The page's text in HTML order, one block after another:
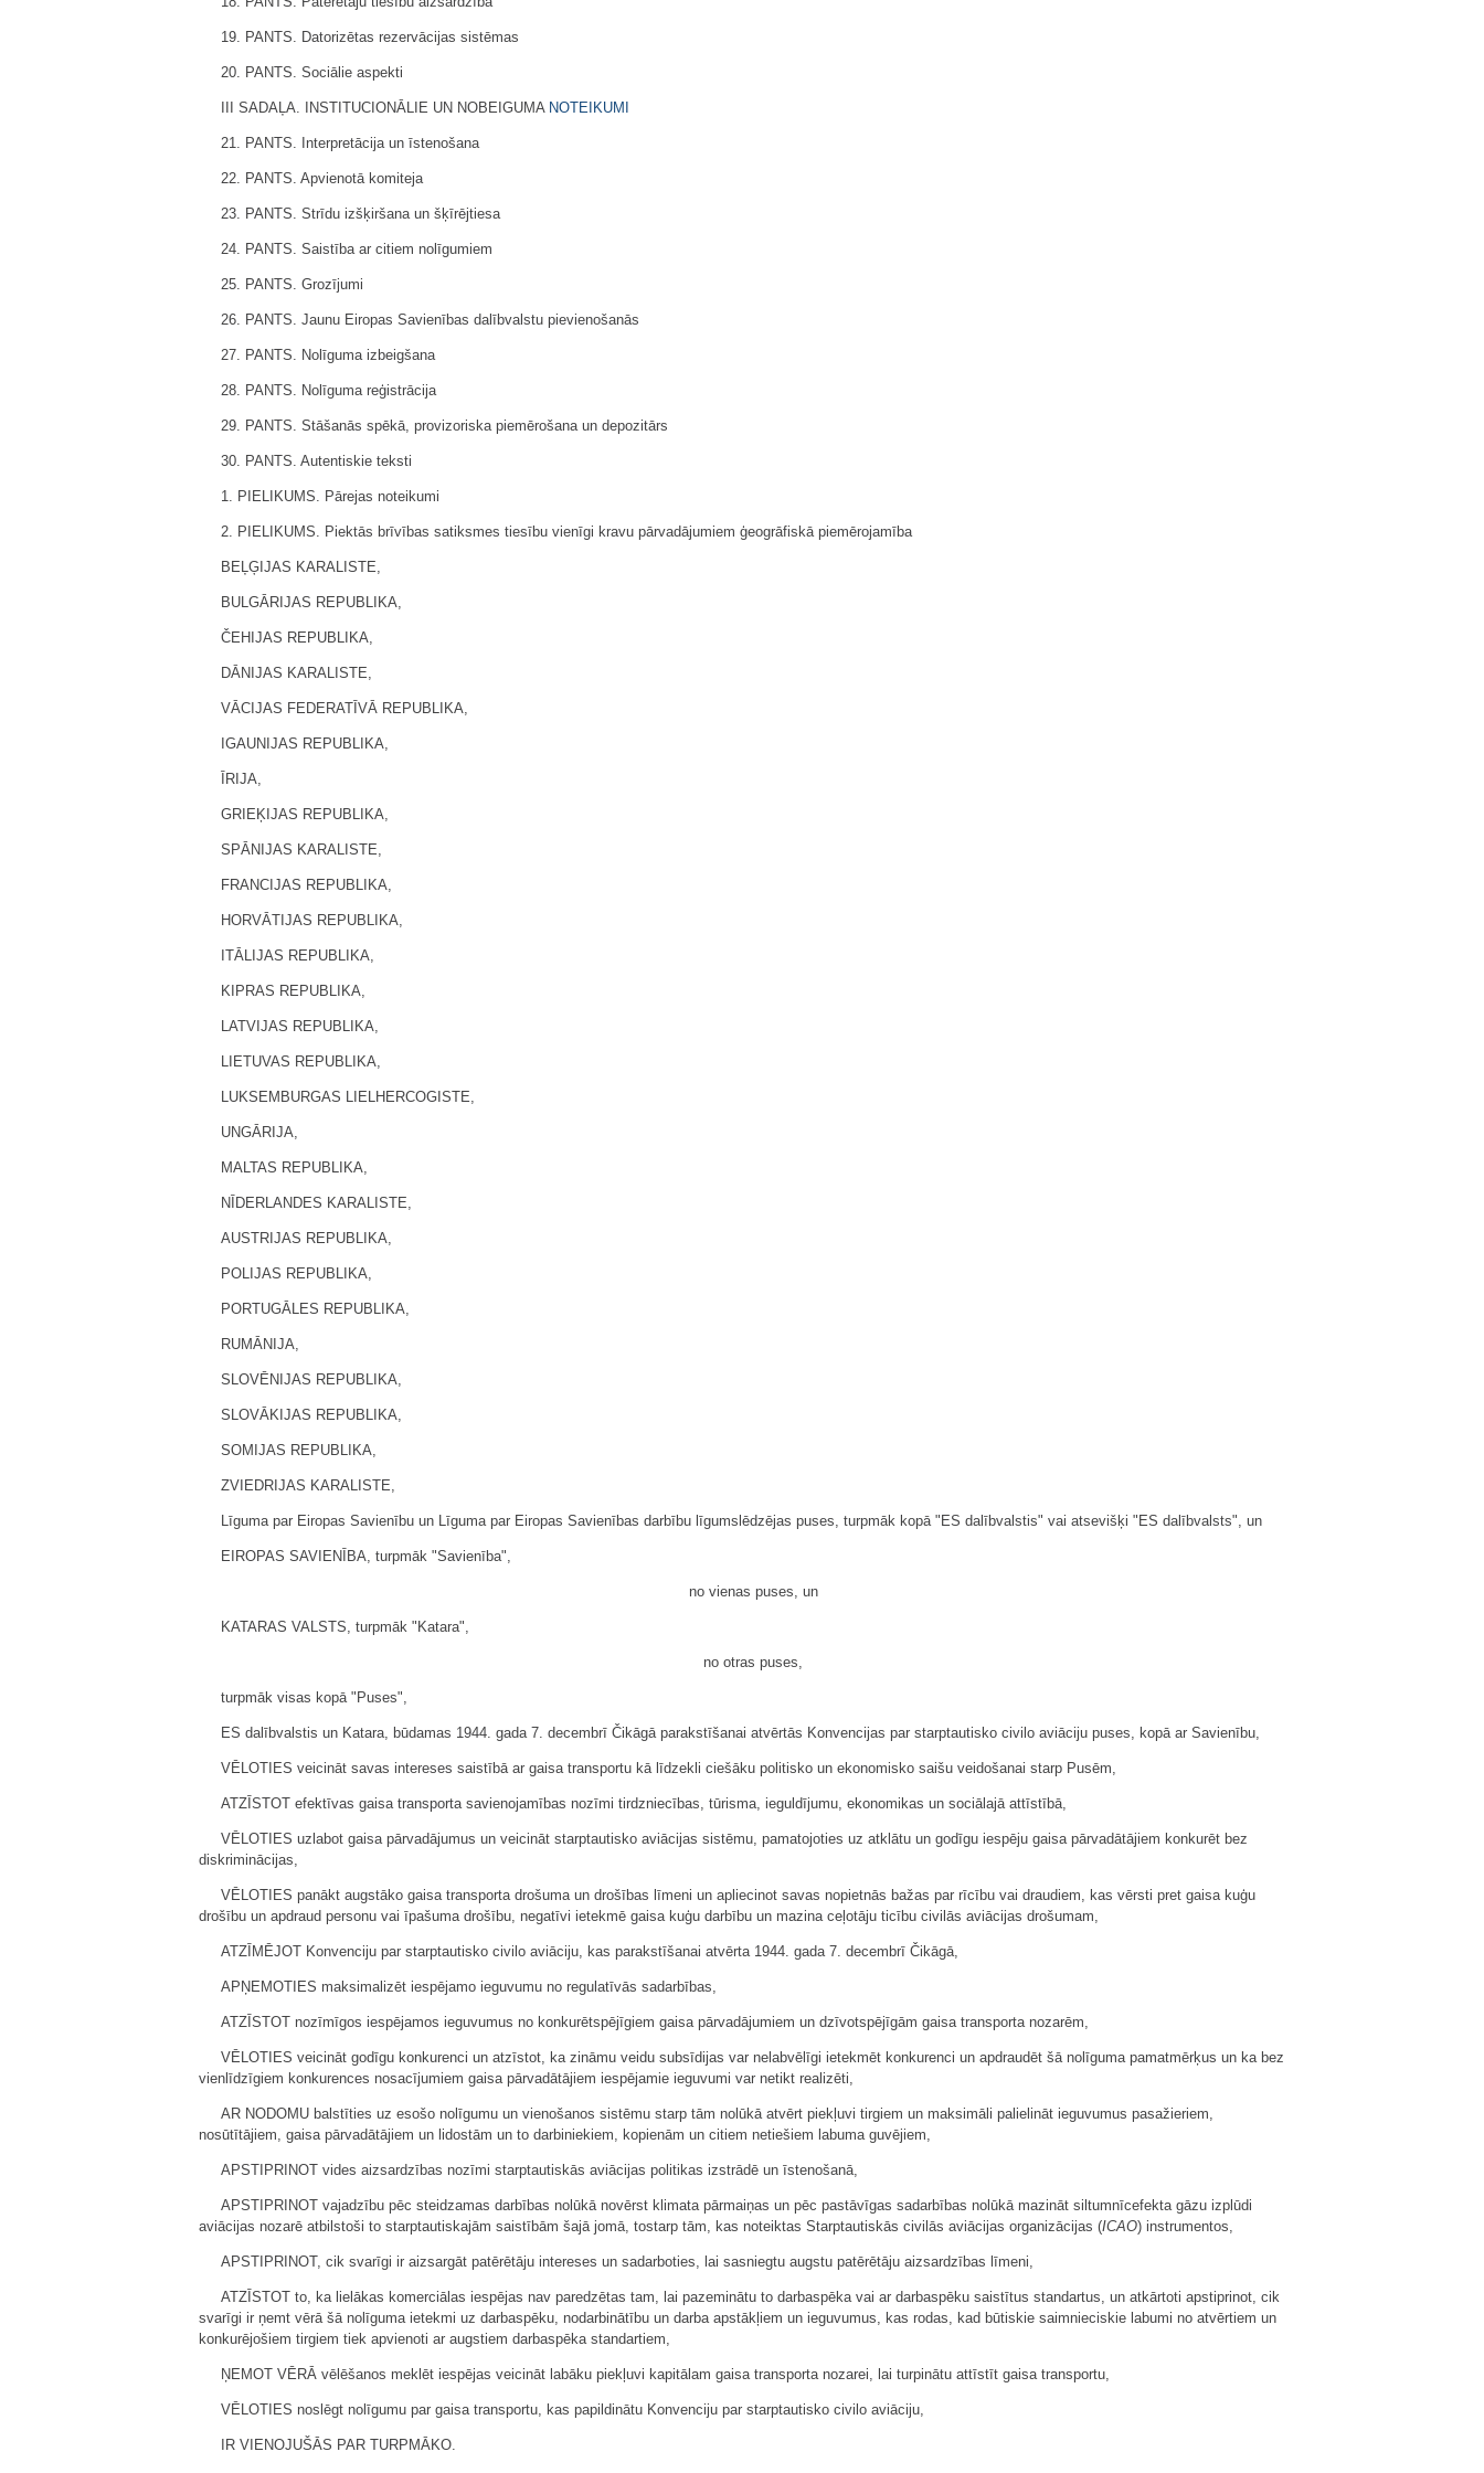
19. PANTS. Datorizētas rezervācijas sistēmas
20. PANTS. Sociālie aspekti
III SADAĻA. INSTITUCIONĀLIE UN NOBEIGUMA NOTEIKUMI
21. PANTS. Interpretācija un īstenošana
22. PANTS. Apvienotā komiteja
23. PANTS. Strīdu izšķiršana un šķīrējtiesa
24. PANTS. Saistība ar citiem nolīgumiem
25. PANTS. Grozījumi
26. PANTS. Jaunu Eiropas Savienības dalībvalstu pievienošanās
27. PANTS. Nolīguma izbeigšana
28. PANTS. Nolīguma reģistrācija
29. PANTS. Stāšanās spēkā, provizoriska piemērošana un depozitārs
30. PANTS. Autentiskie teksti
1. PIELIKUMS. Pārejas noteikumi
2. PIELIKUMS. Piektās brīvības satiksmes tiesību vienīgi kravu pārvadājumiem ģeogrāfiskā piemērojamība
BEĻĢIJAS KARALISTE,
BULGĀRIJAS REPUBLIKA,
ČEHIJAS REPUBLIKA,
DĀNIJAS KARALISTE,
VĀCIJAS FEDERATĪVĀ REPUBLIKA,
IGAUNIJAS REPUBLIKA,
ĪRIJA,
GRIEĶIJAS REPUBLIKA,
SPĀNIJAS KARALISTE,
FRANCIJAS REPUBLIKA,
HORVĀTIJAS REPUBLIKA,
ITĀLIJAS REPUBLIKA,
KIPRAS REPUBLIKA,
LATVIJAS REPUBLIKA,
LIETUVAS REPUBLIKA,
LUKSEMBURGAS LIELHERCOGISTE,
UNGĀRIJA,
MALTAS REPUBLIKA,
NĪDERLANDES KARALISTE,
AUSTRIJAS REPUBLIKA,
POLIJAS REPUBLIKA,
PORTUGĀLES REPUBLIKA,
RUMĀNIJA,
SLOVĒNIJAS REPUBLIKA,
SLOVĀKIJAS REPUBLIKA,
SOMIJAS REPUBLIKA,
ZVIEDRIJAS KARALISTE,
Līguma par Eiropas Savienību un Līguma par Eiropas Savienības darbību līgumslēdzējas puses, turpmāk kopā "ES dalībvalstis" vai atsevišķi "ES dalībvalsts", un
EIROPAS SAVIENĪBA, turpmāk "Savienība",
no vienas puses, un
KATARAS VALSTS, turpmāk "Katara",
no otras puses,
turpmāk visas kopā "Puses",
ES dalībvalstis un Katara, būdamas 1944. gada 7. decembrī Čikāgā parakstīšanai atvērtās Konvencijas par starptautisko civilo aviāciju puses, kopā ar Savienību,
VĒLOTIES veicināt savas intereses saistībā ar gaisa transportu kā līdzekli ciešāku politisko un ekonomisko saišu veidošanai starp Pusēm,
ATZĪSTOT efektīvas gaisa transporta savienojamības nozīmi tirdzniecības, tūrisma, ieguldījumu, ekonomikas un sociālajā attīstībā,
VĒLOTIES uzlabot gaisa pārvadājumus un veicināt starptautisko aviācijas sistēmu, pamatojoties uz atklātu un godīgu iespēju gaisa pārvadātājiem konkurēt bez
diskriminācijas,
VĒLOTIES panākt augstāko gaisa transporta drošuma un drošības līmeni un apliecinot savas nopietnās bažas par rīcību vai draudiem, kas vērsti pret gaisa kuģu
drošību un apdraud personu vai īpašuma drošību, negatīvi ietekmē gaisa kuģu darbību un mazina ceļotāju ticību civilās aviācijas drošumam,
ATZĪMĒJOT Konvenciju par starptautisko civilo aviāciju, kas parakstīšanai atvērta 1944. gada 7. decembrī Čikāgā,
APŅEMOTIES maksimalizēt iespējamo ieguvumu no regulatīvās sadarbības,
ATZĪSTOT nozīmīgos iespējamos ieguvumus no konkurētspējīgiem gaisa pārvadājumiem un dzīvotspējīgām gaisa transporta nozarēm,
VĒLOTIES veicināt godīgu konkurenci un atzīstot, ka zināmu veidu subsīdijas var nelabvēlīgi ietekmēt konkurenci un apdraudēt šā nolīguma pamatmērķus un ka bez
vienlīdzīgiem konkurences nosacījumiem gaisa pārvadātājiem iespējamie ieguvumi var netikt realizēti,
AR NODOMU balstīties uz esošo nolīgumu un vienošanos sistēmu starp tām nolūkā atvērt piekļuvi tirgiem un maksimāli palielināt ieguvumus pasažieriem,
nosūtītājiem, gaisa pārvadātājiem un lidostām un to darbiniekiem, kopienām un citiem netiešiem labuma guvējiem,
APSTIPRINOT vides aizsardzības nozīmi starptautiskās aviācijas politikas izstrādē un īstenošanā,
APSTIPRINOT vajadzību pēc steidzamas darbības nolūkā novērst klimata pārmaiņas un pēc pastāvīgas sadarbības nolūkā mazināt siltumnīcefekta gāzu izplūdi
aviācijas nozarē atbilstoši to starptautiskajām saistībām šajā jomā, tostarp tām, kas noteiktas Starptautiskās civilās aviācijas organizācijas (ICAO) instrumentos,
APSTIPRINOT, cik svarīgi ir aizsargāt patērētāju intereses un sadarboties, lai sasniegtu augstu patērētāju aizsardzības līmeni,
ATZĪSTOT to, ka lielākas komerciālas iespējas nav paredzētas tam, lai pazeminātu to darbaspēka vai ar darbaspēku saistītus standartus, un atkārtoti apstiprinot, cik
svarīgi ir ņemt vērā šā nolīguma ietekmi uz darbaspēku, nodarbinātību un darba apstākļiem un ieguvumus, kas rodas, kad būtiskie saimnieciskie labumi no atvērtiem un
konkurējošiem tirgiem tiek apvienoti ar augstiem darbaspēka standartiem,
ŅEMOT VĒRĀ vēlēšanos meklēt iespējas veicināt labāku piekļuvi kapitālam gaisa transporta nozarei, lai turpinātu attīstīt gaisa transportu,
VĒLOTIES noslēgt nolīgumu par gaisa transportu, kas papildinātu Konvenciju par starptautisko civilo aviāciju,
IR VIENOJUŠĀS PAR TURPMĀKO.